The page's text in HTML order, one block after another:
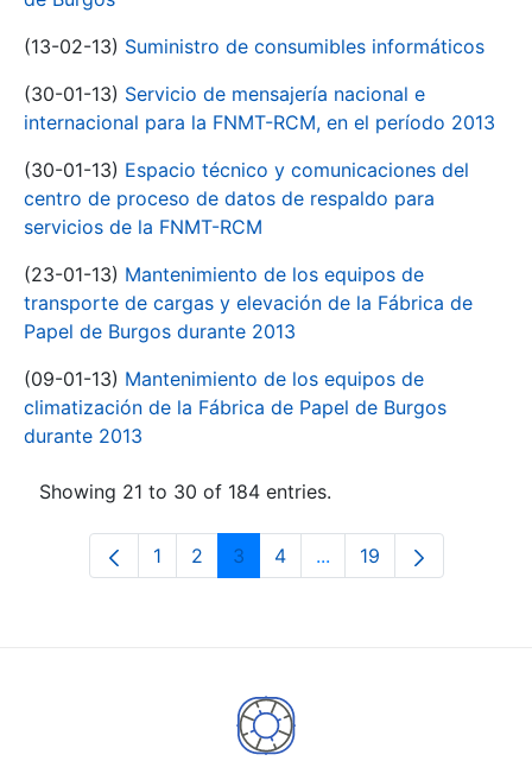
(13-02-13) Suministro de consumibles informáticos
(30-01-13) Servicio de mensajería nacional e
internacional para la FNMT-RCM, en el período 2013
(30-01-13) Espacio técnico y comunicaciones del
centro de proceso de datos de respaldo para
servicios de la FNMT-RCM
(23-01-13) Mantenimiento de los equipos de
transporte de cargas y elevación de la Fábrica de
Papel de Burgos durante 2013
(09-01-13) Mantenimiento de los equipos de
climatización de la Fábrica de Papel de Burgos
durante 2013
Showing 21 to 30 of 184 entries.
Page
1 Page
2 Page
3 Page
4 ...Intermediate Pages
Page
19